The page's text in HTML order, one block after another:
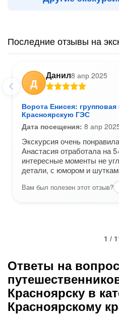
Последние отзывы на
Д
Данил8 апр 2025
Ворота Енисея: групповая
Красноярскую ГЭС
Дата посещения: 8 апр
Экскурсия очень
Анастасия отработала на
интересные моменты не
детали, с юмором и
Вам был полезен этот отзыв?
1 /
Ответы на
Красноярску в
Красноярскому